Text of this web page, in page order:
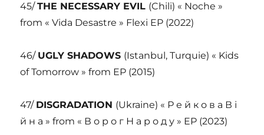
45/THE NECESSARY EVIL (Chili) « Noche »
from « Vida Desastre » Flexi EP (2022)
46/ UGLY SHADOWS (Istanbul, Turquie) « Kids
of Tomorrow » from EP (2015)
47/ DISGRADATION (Ukraine) « Р е й к о в а В і
й н а » from « В о р о г Н а р о д у » EP (2023)